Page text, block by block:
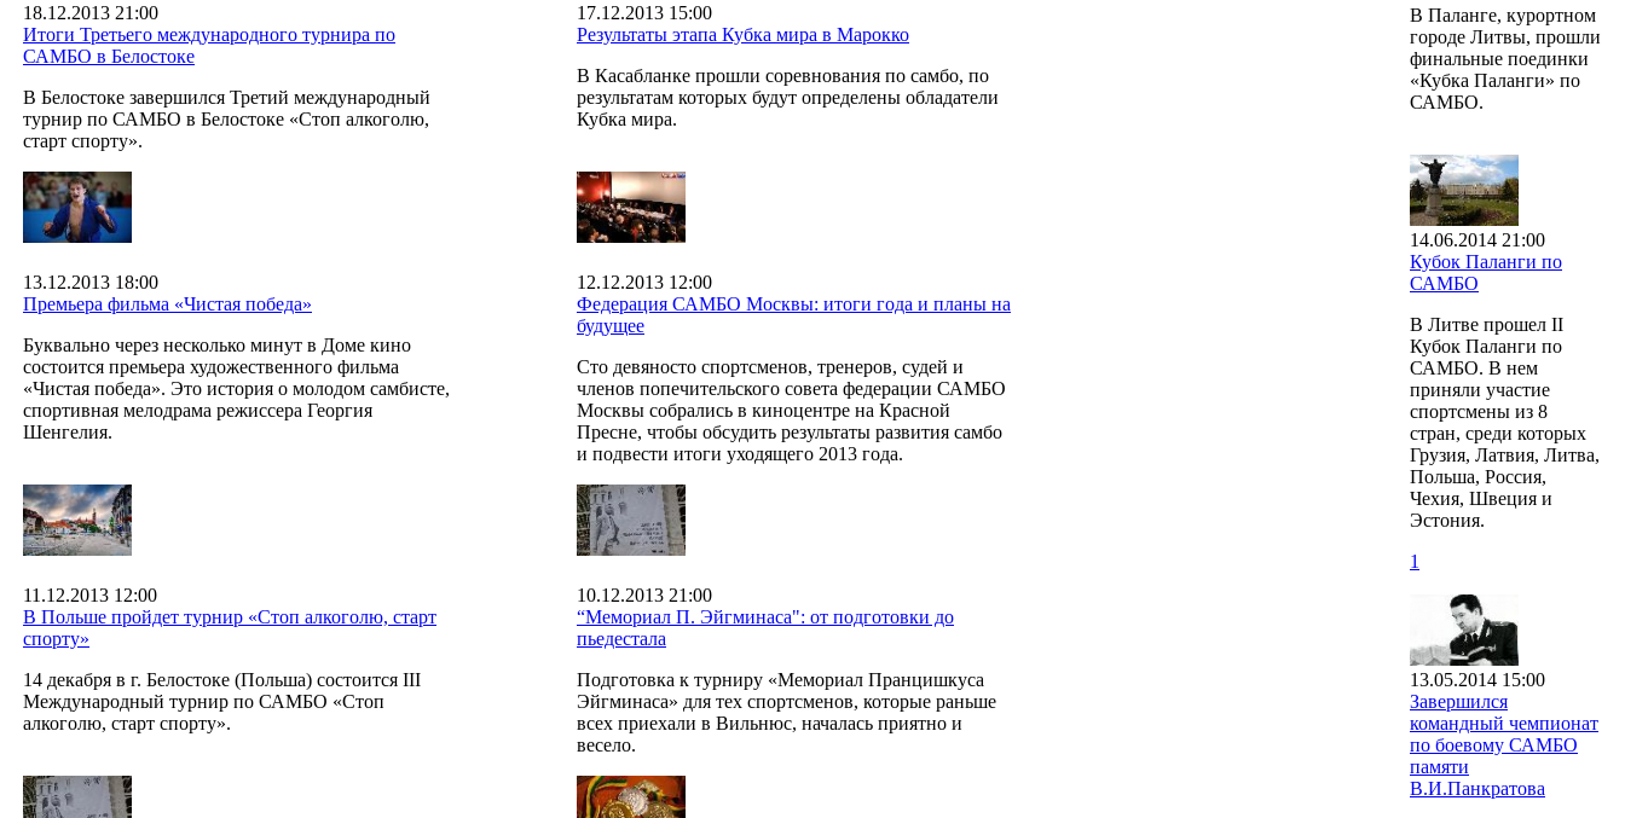
18.12.2013 21:00
Итоги Третьего международного турнира по
САМБО в Белостоке
В Белостоке завершился Третий международный
турнир по САМБО в Белостоке «Стоп алкоголю,
старт спорту».
17.12.2013 15:00
Результаты этапа Кубка мира в Марокко
В Касабланке прошли соревнования по самбо, по
результатам которых будут определены обладатели
Кубка мира.
13.12.2013 18:00
Премьера фильма «Чистая победа»
Буквально через несколько минут в Доме кино
состоится премьера художественного фильма
«Чистая победа». Это история о молодом самбисте,
спортивная мелодрама режиссера Георгия
Шенгелия.
12.12.2013 12:00
Федерация САМБО Москвы: итоги года и планы на
будущее
Сто девяносто спортсменов, тренеров, судей и
членов попечительского совета федерации САМБО
Москвы собрались в киноцентре на Красной
Пресне, чтобы обсудить результаты развития самбо
и подвести итоги уходящего 2013 года.
11.12.2013 12:00
В Польше пройдет турнир «Стоп алкоголю, старт
спорту»
14 декабря в г. Белостоке (Польша) состоится III
Международный турнир по САМБО «Стоп
алкоголю, старт спорту».
10.12.2013 21:00
“Мемориал П. Эйгминаса": от подготовки до
пьедестала
Подготовка к турниру «Мемориал Пранцишкуса
Эйгминаса» для тех спортсменов, которые раньше
всех приехали в Вильнюс, началась приятно и
весело.
В Паланге, курортном
городе Литвы, прошли
финальные поединки
«Кубка Паланги» по
САМБО.
14.06.2014 21:00
Кубок Паланги по
САМБО
В Литве прошел II
Кубок Паланги по
САМБО. В нем
приняли участие
спортсмены из 8
стран, среди которых
Грузия, Латвия, Литва,
Польша, Россия,
Чехия, Швеция и
Эстония.
1
13.05.2014 15:00
Завершился
командный чемпионат
по боевому САМБО
памяти
В.И.Панкратова